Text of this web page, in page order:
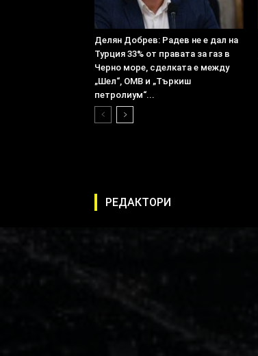
Делян Добрев: Радев не е дал на
Турция 33% от правата за газ в
Черно море, сделката е между
„Шел“, ОМВ и „Търкиш
петролиум“...
РЕДАКТОРИ